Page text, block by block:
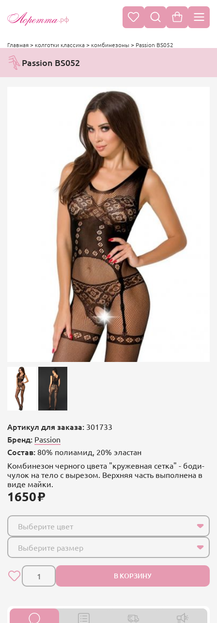
.рф
Главная> колготки классика> комбинезоны > Passion BS052
Passion BS052
Артикул для заказа: 301733
Бренд: Passion
Состав: 80% полиамид, 20% эластан
Комбинезон черного цвета "кружевная сетка" - боди-
чулок на тело с вырезом. Верхняя часть выполнена в
виде майки.
1650
Выберите цвет
Выберите размер
В КОРЗИНУ